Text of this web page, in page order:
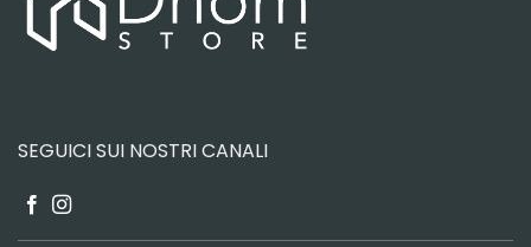
SEGUICI SUI NOSTRI CANALI